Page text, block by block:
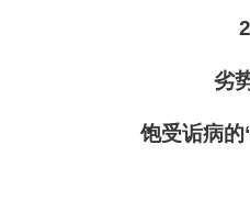
2
劣
饱受诟病的